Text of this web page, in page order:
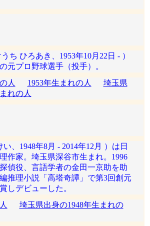
ち ひろあき、1953年10月22日 - ）
元プロ野球選手（投手）。
人
1953年生まれの人
埼玉県
れの人
、1948年8月 - 2014年12月 ）は日
作家。埼玉県深谷市生まれ。1996
偵役、言語学者の金田一京助を助
推理小説「高塔奇譚」で第3回創元
しデビューした。
埼玉県出身の1948年生まれの